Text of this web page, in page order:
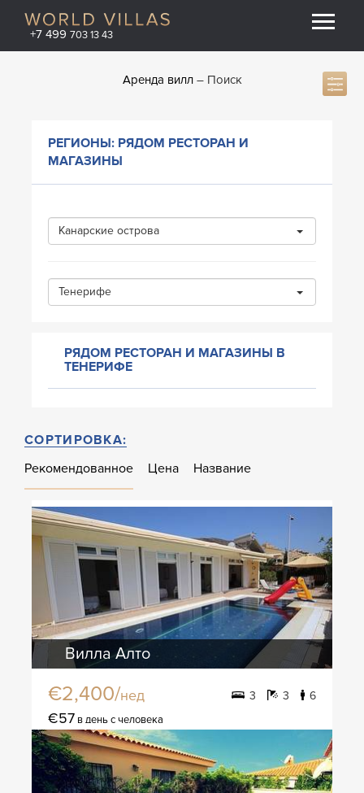
+7 499 703 13 43
Аренда вилл Поиск
РЕГИОНЫ: РЯДОМ РЕСТОРАН И
МАГАЗИНЫ
Канарские острова
Тенерифе
РЯДОМ РЕСТОРАН И МАГАЗИНЫ В
ТЕНЕРИФЕ
СОРТИРОВКА:
Рекомендованное
Цена Название
Вилла Алто
€2,400/нед 3 3 6
€57 в день с человека